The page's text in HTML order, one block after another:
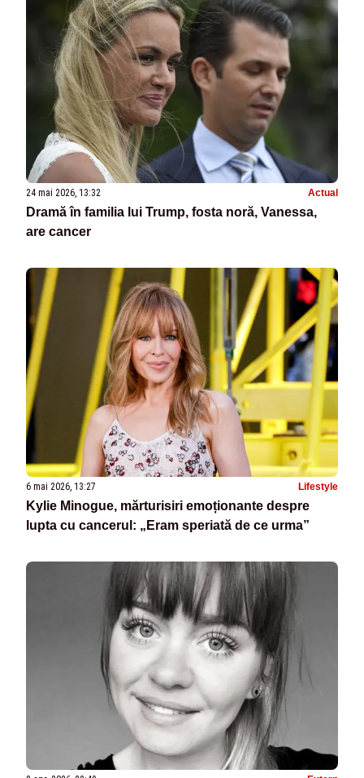
24 mai 2026, 13:32 Actual
Dramă în familia lui Trump, fosta noră, Vanessa,
are cancer
6 mai 2026, 13:27 Lifestyle
Kylie Minogue, mărturisiri emoționante despre
lupta cu cancerul: „Eram speriată de ce urma”